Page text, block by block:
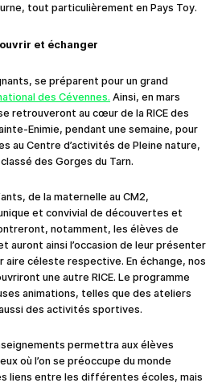
tout particulièrement en Pays Toy.
et échanger
se préparent pour un grand
des Cévennes. Ainsi, en mars
retrouveront au cœur de la RICE des
Enimie, pendant une semaine, pour
au Centre d’activités de Pleine nature,
des Gorges du Tarn.
de la maternelle au CM2,
et convivial de découvertes et
notamment, les élèves de
auront ainsi l’occasion de leur présenter
aire céleste respective. En échange, nos
une autre RICE. Le programme
animations, telles que des ateliers
des activités sportives.
permettra aux élèves
où l’on se préoccupe du monde
liens entre les différentes écoles, mais